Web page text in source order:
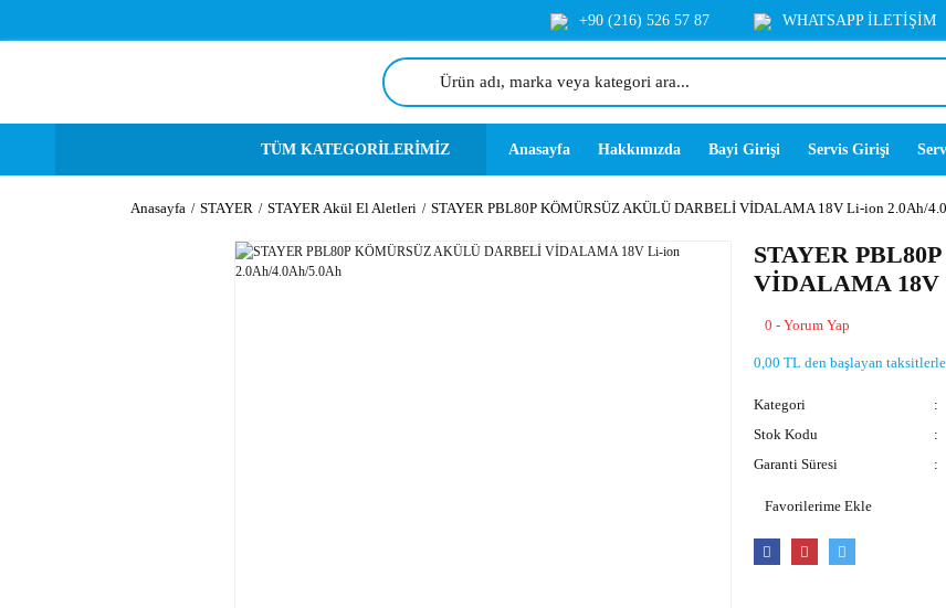
+90 (216) 526 57 87 WHATSAPP İLETİŞİM
TÜM KATEGORİLERİMİZ Anasayfa Hakkımızda Bayi Girişi Servis Girişi
Anasayfa STAYER STAYER Akül El Aletleri STAYER PBL80P KÖMÜRSÜZ AKÜLÜ DARBELİ VİDALAMA 18V Li-ion 2.0Ah/
STAYER
VİDALAMA 18V
0 - Yorum Yap
0,00 TL den başlayan
Kategori
Stok Kodu
Garanti Süresi